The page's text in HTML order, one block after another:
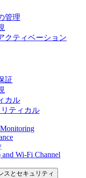
管理
クティベーション
証
カル
ティカル
Wi-Fi Channel
スとセキュリティ